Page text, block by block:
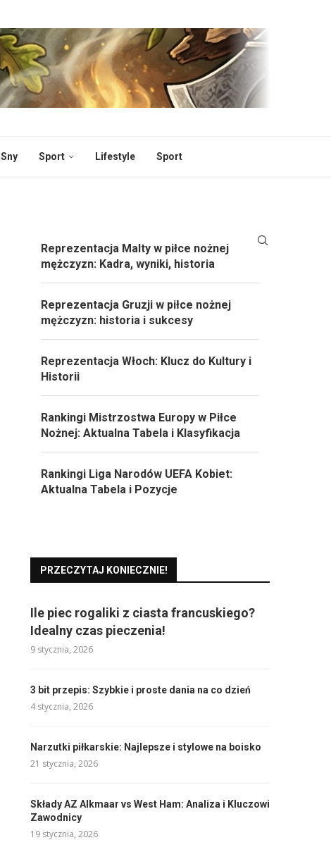
Sny Sport Lifestyle Sport
Reprezentacja Malty w piłce nożnej
mężczyzn: Kadra, wyniki, historia
Reprezentacja Gruzji w piłce nożnej
mężczyzn: historia i sukcesy
Reprezentacja Włoch: Klucz do Kultury i
Historii
Rankingi Mistrzostwa Europy w Piłce
Nożnej: Aktualna Tabela i Klasyfikacja
Rankingi Liga Narodów UEFA Kobiet:
Aktualna Tabela i Pozycje
PRZECZYTAJ KONIECZNIE!
Ile piec rogaliki z ciasta francuskiego?
Idealny czas pieczenia!
9 stycznia, 2026
3 bit przepis: Szybkie i proste dania na co dzień
4 stycznia, 2026
Narzutki piłkarskie: Najlepsze i stylowe na boisko
21 stycznia, 2026
Składy AZ Alkmaar vs West Ham: Analiza i Kluczowi
Zawodnicy
19 stycznia, 2026